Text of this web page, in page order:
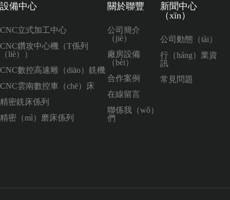
設備中心
CNC立式加工中心
CNC鑽攻中心機（T係列
（liè））
CNC數控高速雕（diāo）銑機
CNC雲南數控車（chē）床
精密銑床係列
精密（mì）磨床係列
關於聯豐
公司簡介
（jiè）
廠房設備
（bèi）
合作案例
在線留言
聯係我（wǒ）
們
新聞中心
（xīn）
公司動態（tài）
行（háng）業資
訊
常見問題